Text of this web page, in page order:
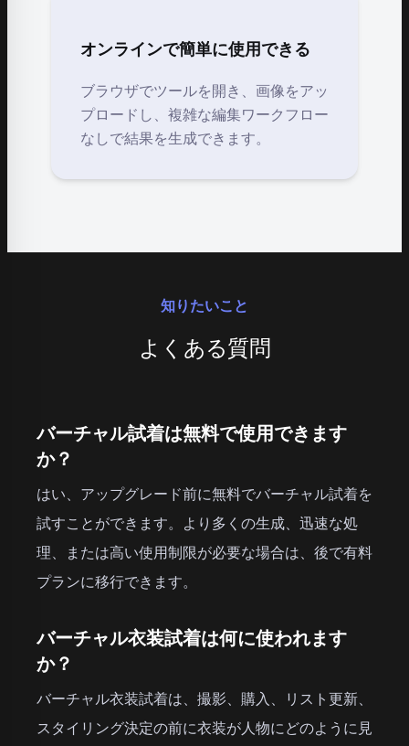
オンラインで簡単に使用できる
ブラウザでツールを開き、画像をアッ
プロードし、複雑な編集ワークフロー
なしで結果を生成できます。
知りたいこと
よくある質問
バーチャル試着は無料で使用できます
か？
はい、アップグレード前に無料でバーチャル試着を
試すことができます。より多くの生成、迅速な処
理、または高い使用制限が必要な場合は、後で有料
プランに移行できます。
バーチャル衣装試着は何に使われます
か？
バーチャル衣装試着は、撮影、購入、リスト更新、
スタイリング決定の前に衣装が人物にどのように見